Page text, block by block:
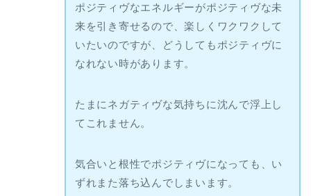
ポジティヴなエネルギーがポジティヴな未
来を引き寄せるので、楽しくワクワクして
いたいのですが、どうしてもポジティヴに
なれない時があります。
たまにネガティヴな気持ちに沈んで浮上し
てこれません。
気合いと根性でポジティヴになっても、い
ずれまた落ち込んでしまいます。